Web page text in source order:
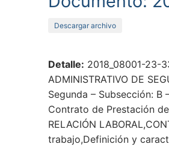
Descargar archivo
Detalle: 2018_08001-23-
ADMINISTRATIVO DE
Segunda – Subsección:
Contrato de Prestación
RELACIÓN
trabajo,Definición y